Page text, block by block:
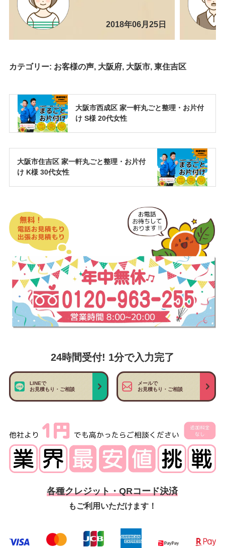
2018年06月25日
カテゴリー: お客様の声, 大阪府, 大阪市, 東住吉区
大阪市西成区 家一軒丸ごと整理・お片付
け S様 20代女性
大阪市住吉区 家一軒丸ごと整理・お片付
け K様 30代女性
24時間受付! 1分で入力完了
LINEで
お見積もり・ご相談
メールで
お見積もり・ご相談
各種クレジット・QRコード決済
もご利用いただけます！